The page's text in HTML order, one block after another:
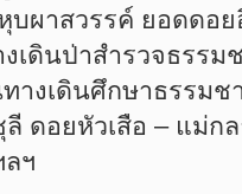
บผาสวรรค์ ยอดดอ
เดินป่าสำรวจธรรม
างเดินศึกษาธรรม
ดอยหัวเสือ – แม่กล
ฯ